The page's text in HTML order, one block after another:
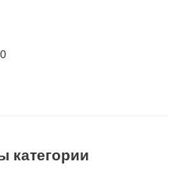
категории